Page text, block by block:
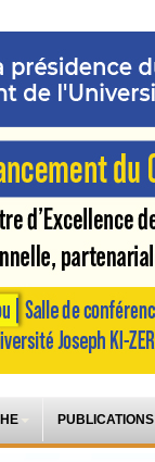
PUBLICATIONS